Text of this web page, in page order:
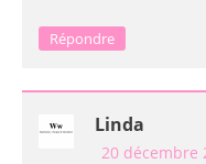
Répondre
Linda
20 décembre